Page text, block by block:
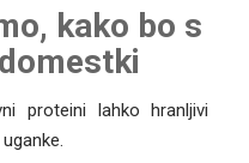
kako bo s
proteini lahko hranljivi